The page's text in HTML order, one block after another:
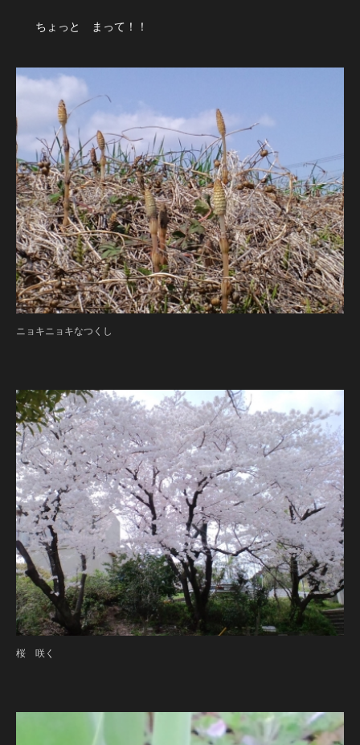
ちょっと まって！！
ニョキニョキなつくし
桜 咲く